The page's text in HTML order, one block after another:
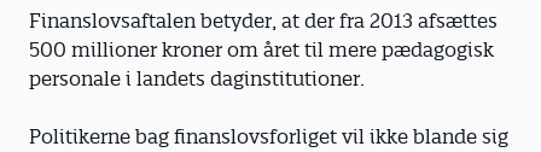
Finanslovsaftalen betyder, at der fra 2013 afsættes
500 millioner kroner om året til mere pædagogisk
personale i landets daginstitutioner.
Politikerne bag finanslovsforliget vil ikke blande sig